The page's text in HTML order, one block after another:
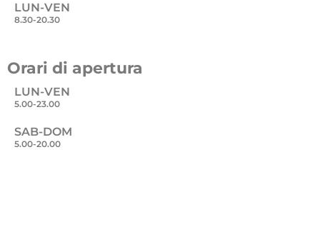
LUN-VEN
8.30-20.30
Orari di apertura
LUN-VEN
5.00-23.00
SAB-DOM
5.00-20.00